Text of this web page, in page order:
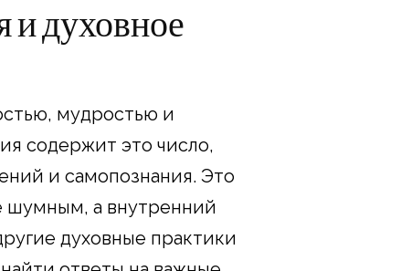
и духовное
мудростью и
содержит это число,
и самопознания. Это
шумным, а внутренний
духовные практики